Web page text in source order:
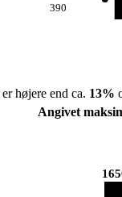
390
højere end ca. 13%
Angivet